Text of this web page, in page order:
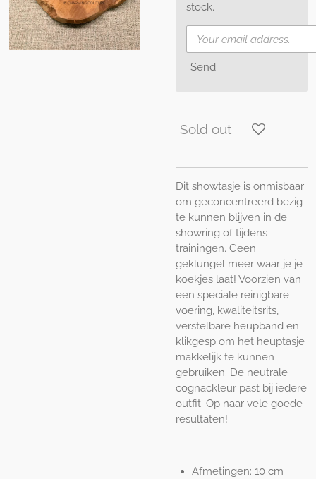
stock.
Send
Sold out
Dit showtasje is onmisbaar
om geconcentreerd bezig
te kunnen blijven in de
showring of tijdens
trainingen. Geen
geklungel meer waar je je
koekjes laat! Voorzien van
een speciale reinigbare
voering, kwaliteitsrits,
verstelbare heupband en
klikgesp om het heuptasje
makkelijk te kunnen
gebruiken. De neutrale
cognackleur past bij iedere
outfit. Op naar vele goede
resultaten!
Afmetingen: 10 cm